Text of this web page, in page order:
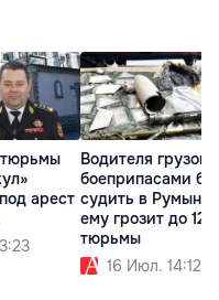
арест
Водителя
боеприпасами
судить в
ему грозит до 12
тюрьмы
16 Июл. 14:12